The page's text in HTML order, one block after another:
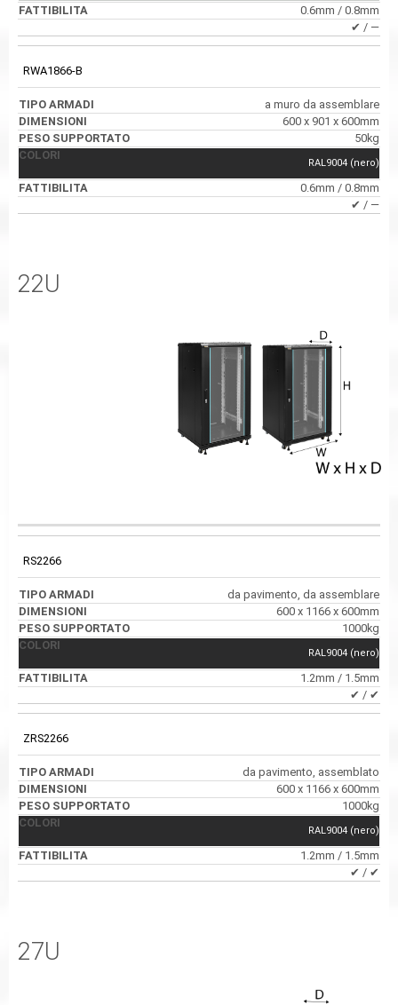
0.6mm / 0.8mm
✔ / ―
RWA1866-B
a muro da assemblare
600 x 901 x 600mm
50kg
RAL9004 (nero)
0.6mm / 0.8mm
✔ / ―
22U
PESO
SUPPORTATO
RS2266
da pavimento, da assemblare
600 x 1166 x 600mm
1000kg
RAL9004 (nero)
1.2mm / 1.5mm
✔ / ✔
ZRS2266
da pavimento, assemblato
600 x 1166 x 600mm
1000kg
RAL9004 (nero)
1.2mm / 1.5mm
✔ / ✔
27U